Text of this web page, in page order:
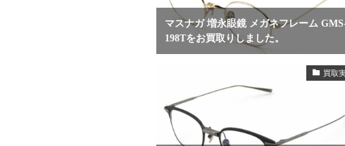
マスナガ 増永眼鏡 メガネフレーム
198Tをお買取りしました。
買取